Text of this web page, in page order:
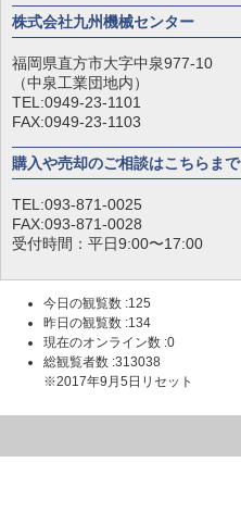
株式会社九州機械センター
福岡県直方市大字中泉977-10
（中泉工業団地内）
TEL:0949-23-1101
FAX:0949-23-1103
購入や売却のご相談はこちらまで
TEL:093-871-0025
FAX:093-871-0028
受付時間：平日9:00〜17:00
今日の観覧数 :125
昨日の観覧数 :134
現在のオンライン数 :0
総観覧者数 :313038
※2017年9月5日リセット